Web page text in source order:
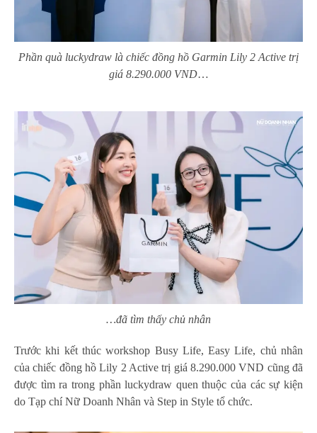
Phần quà luckydraw là chiếc đồng hồ Garmin Lily 2 Active trị
giá 8.290.000 VND…
…đã tìm thấy chủ nhân
Trước khi kết thúc workshop Busy Life, Easy Life, chủ nhân
của chiếc đồng hồ Lily 2 Active trị giá 8.290.000 VND cũng đã
được tìm ra trong phần luckydraw quen thuộc của các sự kiện
do Tạp chí Nữ Doanh Nhân và Step in Style tổ chức.